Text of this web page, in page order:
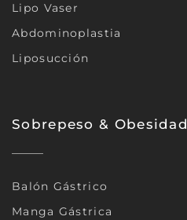
Lipo Vaser
Abdominoplastia
Liposucción
Sobrepeso & Obesidad
Balón Gástrico
Manga Gástrica